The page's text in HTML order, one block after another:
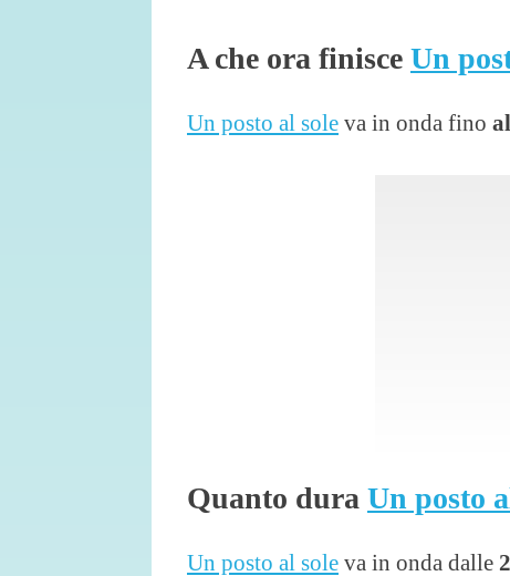
A che ora finisce Un
Un posto al sole va in onda fino
Quanto dura Un posto
Un posto al sole va in onda dalle